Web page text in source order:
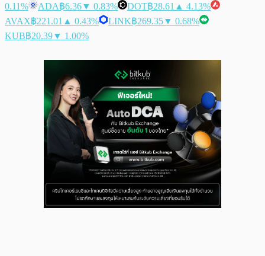
0.11%
ADA฿6.36▼ 0.83% DOT฿28.61 ▲ 4.13%
AVAX฿221.01 ▲ 0.43% LINK฿269.35▼ 0.68%
KUB฿20.39▼ 1.00%